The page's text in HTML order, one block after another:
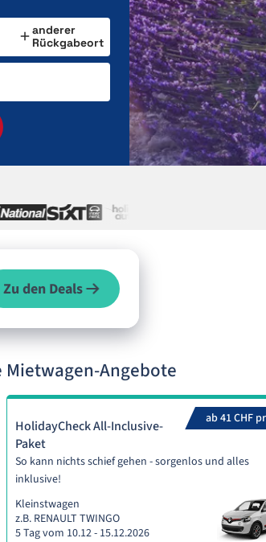
anderer
Rückgabeort
Zu den Deals
Angebote
ab 41 CHF
HolidayCheck All-Inclusive-
Paket
So kann nichts schief gehen - sorgenlos und alles
inklusive!
Kleinstwagen
z.B. RENAULT TWINGO
5 Tag vom 10.12 - 15.12.2026